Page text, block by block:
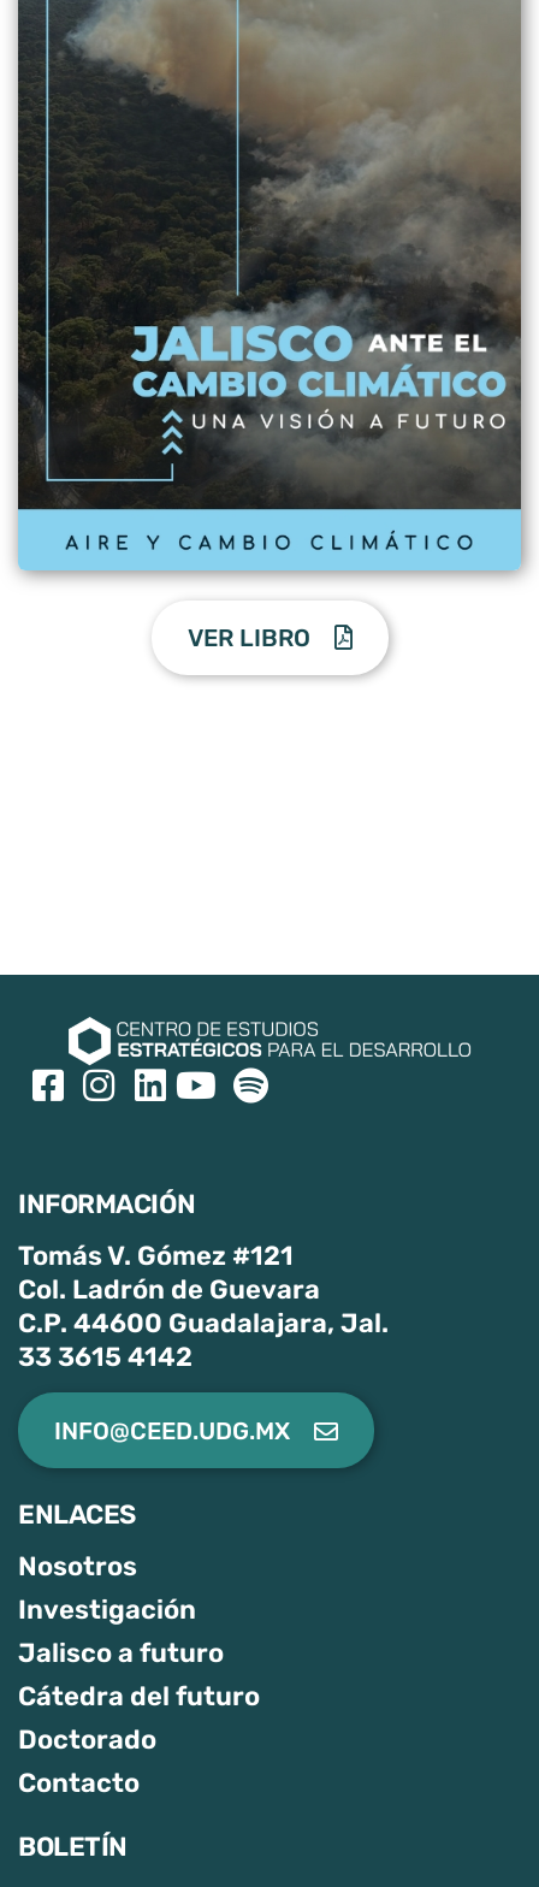
VER LIBRO
INFORMACIÓN
Tomás V. Gómez #121
Col. Ladrón de Guevara
C.P. 44600 Guadalajara, Jal.
33 3615 4142
INFO@CEED.UDG.MX
ENLACES
Nosotros
Investigación
Jalisco a futuro
Cátedra del futuro
Doctorado
Contacto
BOLETÍN